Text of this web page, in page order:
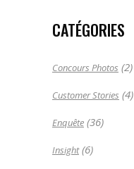
CATÉGORIES
Concours Photos (2)
Customer Stories (4)
Enquête (36)
Insight(6)